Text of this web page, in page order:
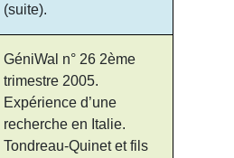
(suite).
GéniWal n° 26 2ème
trimestre 2005.
Expérience d’une
recherche en Italie.
Tondreau-Quinet et fils